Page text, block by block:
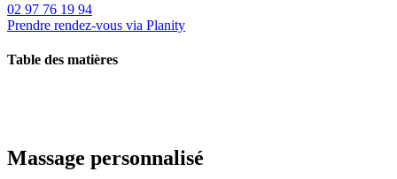
02 97 76 19 94
Prendre rendez-vous via Planity
Table des matières
Massage personnalisé